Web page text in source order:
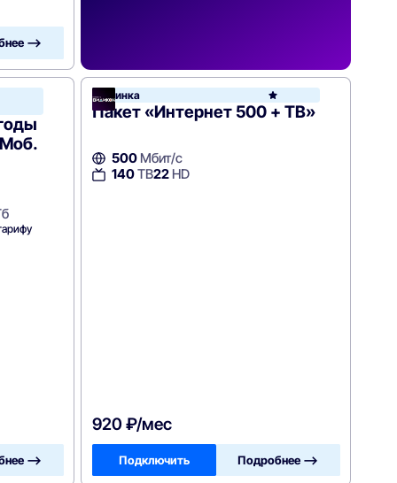
—>
Ростелеком
—>
Новинка
Пакет «Интернет 500 + ТВ»
500 Мбит/с
140ТВ22 HD
920 ₽/мес
Подключить Подробнее —>